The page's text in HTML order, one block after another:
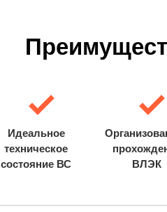
Идеальное
техническое
состояние ВС
ВЛЭК